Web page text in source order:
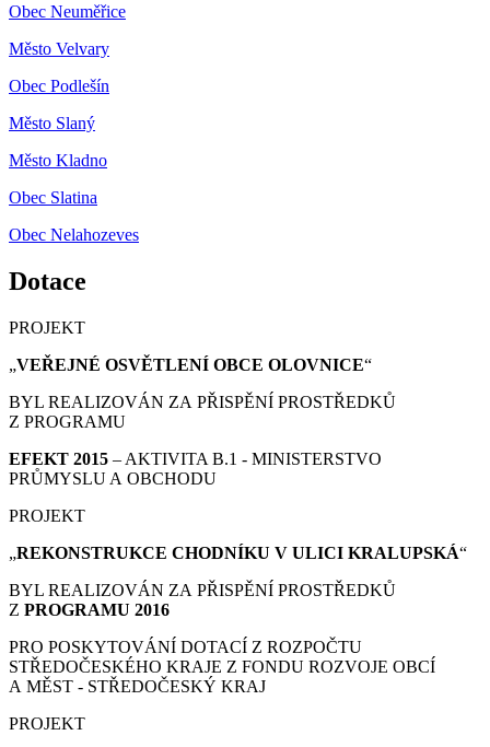
Obec Neuměřice
Město Velvary
Obec Podlešín
Město Slaný
Město Kladno
Obec Slatina
Obec Nelahozeves
Dotace
PROJEKT
„VEŘEJNÉ OSVĚTLENÍ OBCE OLOVNICE“
BYL REALIZOVÁN ZA PŘISPĚNÍ PROSTŘEDKŮ
Z PROGRAMU
EFEKT 2015 – AKTIVITA B.1 - MINISTERSTVO
PRŮMYSLU A OBCHODU
PROJEKT
„REKONSTRUKCE CHODNÍKU V ULICI KRALUPSKÁ“
BYL REALIZOVÁN ZA PŘISPĚNÍ PROSTŘEDKŮ
Z PROGRAMU 2016
PRO POSKYTOVÁNÍ DOTACÍ Z ROZPOČTU
STŘEDOČESKÉHO KRAJE Z FONDU ROZVOJE OBCÍ
A MĚST - STŘEDOČESKÝ KRAJ
PROJEKT